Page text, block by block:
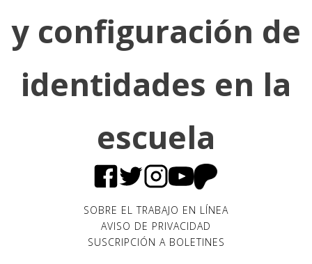
y configuración de
identidades en la
escuela
SOBRE EL TRABAJO EN LÍNEA
AVISO DE PRIVACIDAD
SUSCRIPCIÓN A BOLETINES